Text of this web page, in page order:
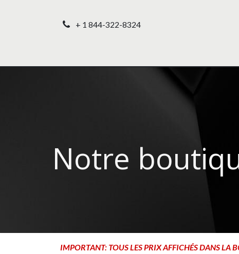
+ 1 844-322-8324
Notre
IMPORTANT: TOUS LES PRIX AFFICHÉS DANS LA